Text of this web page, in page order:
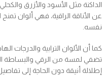
الداكنة مثل الأسود والأزرق
عن الأناقة الراقية، فهي ألوان
نفسه.
كما أن الألوان الترابية والدرجات
تضفي لمسة من الرقي والبساطة
إطلالة أنيقة دون الحاجة إلى